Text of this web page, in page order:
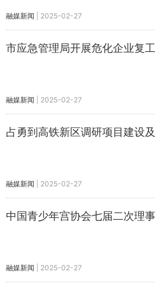
融媒新闻 2025-02-27
市应急管理局开展危化企业复
融媒新闻 2025-02-27
占勇到高铁新区调研项目建设
融媒新闻 2025-02-27
中国青少年宫协会七届二次理
融媒新闻 2025-02-27